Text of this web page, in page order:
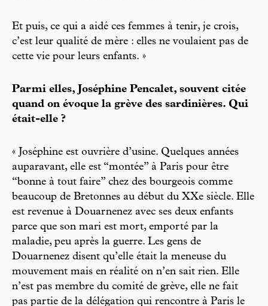
Et puis, ce qui a aidé ces femmes à tenir, je crois,
c’est leur qualité de mère : elles ne voulaient pas de
cette vie pour leurs enfants. »
Parmi elles, Joséphine Pencalet, souvent citée
quand on évoque la grève des sardinières. Qui
était-elle ?
« Joséphine est ouvrière d’usine. Quelques années
auparavant, elle est “montée” à Paris pour être
“bonne à tout faire” chez des bourgeois comme
beaucoup de Bretonnes au début du XXe siècle. Elle
est revenue à Douarnenez avec ses deux enfants
parce que son mari est mort, emporté par la
maladie, peu après la guerre. Les gens de
Douarnenez disent qu’elle était la meneuse du
mouvement mais en réalité on n’en sait rien. Elle
n’est pas membre du comité de grève, elle ne fait
pas partie de la délégation qui rencontre à Paris le